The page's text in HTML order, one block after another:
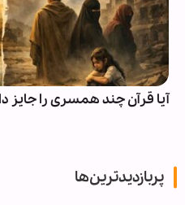
آیا قرآن چند همسری را جایز
پربازدیدترین‌ها